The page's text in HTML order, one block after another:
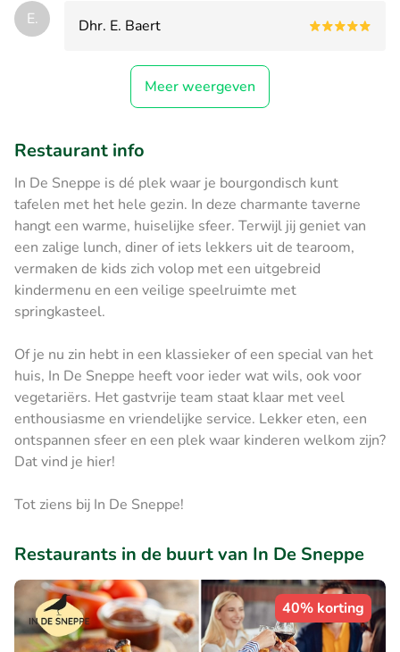
E. Dhr. E. Baert
Meer weergeven
Restaurant info
In De Sneppe is dé plek waar je bourgondisch kunt
tafelen met het hele gezin. In deze charmante taverne
hangt een warme, huiselijke sfeer. Terwijl jij geniet van
een zalige lunch, diner of iets lekkers uit de tearoom,
vermaken de kids zich volop met een uitgebreid
kindermenu en een veilige speelruimte met
springkasteel.
Of je nu zin hebt in een klassieker of een special van het
huis, In De Sneppe heeft voor ieder wat wils, ook voor
vegetariërs. Het gastvrije team staat klaar met veel
enthousiasme en vriendelijke service. Lekker eten, een
ontspannen sfeer en een plek waar kinderen welkom zijn?
Dat vind je hier!
Tot ziens bij In De Sneppe!
Restaurants in de buurt van In De Sneppe
40% korting